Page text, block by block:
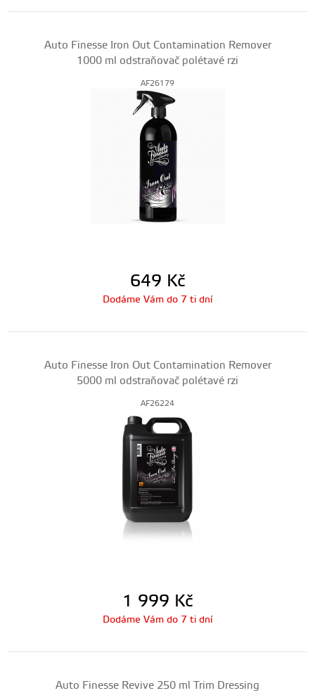
Auto Finesse Iron Out Contamination Remover
1000 ml odstraňovač polétavé rzi
AF26179
649 Kč
Dodáme Vám do 7 ti dní
Auto Finesse Iron Out Contamination Remover
5000 ml odstraňovač polétavé rzi
AF26224
1 999 Kč
Dodáme Vám do 7 ti dní
Auto Finesse Revive 250 ml Trim Dressing